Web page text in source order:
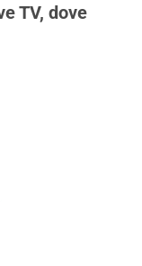
TV, dove